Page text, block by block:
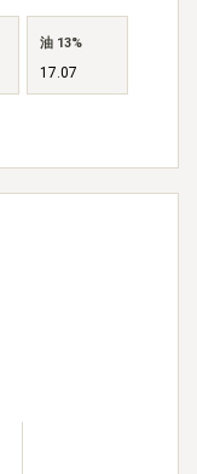
油 13%
17.07